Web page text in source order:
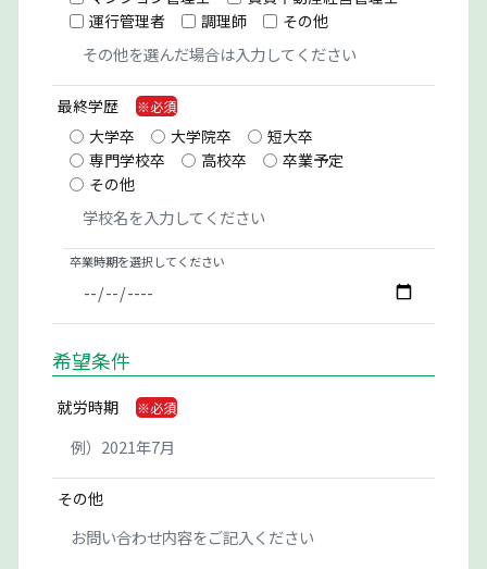
運行管理者
調理師 その他
最終学歴
大学卒
大学院卒
短大卒
専門学校卒
高校卒
卒業予定
その他
卒業時期を選択してください
希望条件
就労時期
その他